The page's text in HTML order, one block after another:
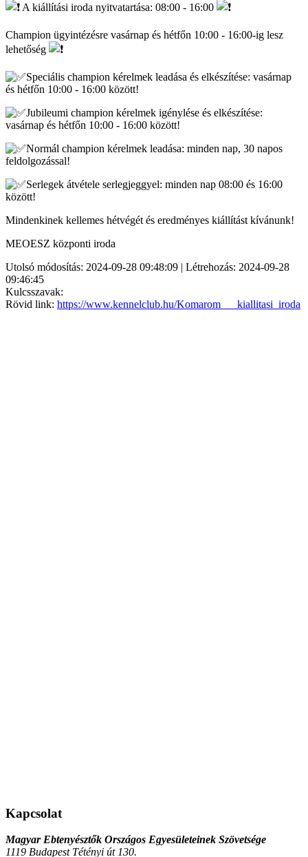
A kiállítási iroda nyitvatartása: 08:00 - 16:00
Champion ügyintézésre vasárnap és hétfőn 10:00 - 16:00-ig lesz
lehetőség
Speciális champion kérelmek leadása és elkészítése: vasárnap
és hétfőn 10:00 - 16:00 között!
Jubileumi champion kérelmek igénylése és elkészítése:
vasárnap és hétfőn 10:00 - 16:00 között!
Normál champion kérelmek leadása: minden nap, 30 napos
feldolgozással!
Serlegek átvétele serlegjeggyel: minden nap 08:00 és 16:00
között!
Mindenkinek kellemes hétvégét és eredményes kiállítást kívánunk!
MEOESZ központi iroda
Utolsó módosítás: 2024-09-28 09:48:09 | Létrehozás: 2024-09-28
09:46:45
Kulcsszavak:
Rövid link: https://www.kennelclub.hu/Komarom___kiallitasi_iroda
Kapcsolat
Magyar Ebtenyésztők Országos Egyesületeinek Szövetsége
1119 Budapest Tétényi út 130.